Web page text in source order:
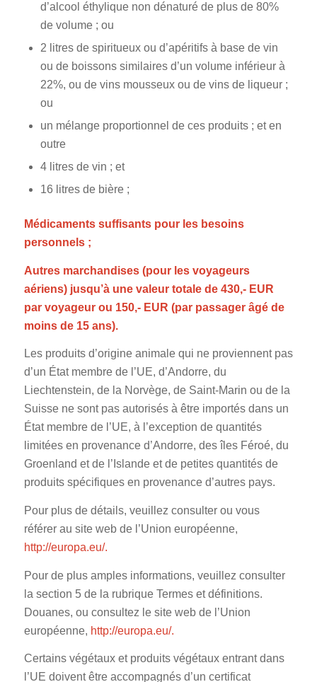
d’alcool éthylique non dénaturé de plus de 80%
de volume ; ou
2 litres de spiritueux ou d’apéritifs à base de vin
ou de boissons similaires d’un volume inférieur à
22%, ou de vins mousseux ou de vins de liqueur ;
ou
un mélange proportionnel de ces produits ; et en
outre
4 litres de vin ; et
16 litres de bière ;
Médicaments suffisants pour les besoins
personnels ;
Autres marchandises (pour les voyageurs
aériens) jusqu’à une valeur totale de 430,- EUR
par voyageur ou 150,- EUR (par passager âgé de
moins de 15 ans).
Les produits d’origine animale qui ne proviennent pas
d’un État membre de l’UE, d’Andorre, du
Liechtenstein, de la Norvège, de Saint-Marin ou de la
Suisse ne sont pas autorisés à être importés dans un
État membre de l’UE, à l’exception de quantités
limitées en provenance d’Andorre, des îles Féroé, du
Groenland et de l’Islande et de petites quantités de
produits spécifiques en provenance d’autres pays.
Pour plus de détails, veuillez consulter ou vous
référer au site web de l’Union européenne,
http://europa.eu/.
Pour de plus amples informations, veuillez consulter
la section 5 de la rubrique Termes et définitions.
Douanes, ou consultez le site web de l’Union
européenne, http://europa.eu/.
Certains végétaux et produits végétaux entrant dans
l’UE doivent être accompagnés d’un certificat